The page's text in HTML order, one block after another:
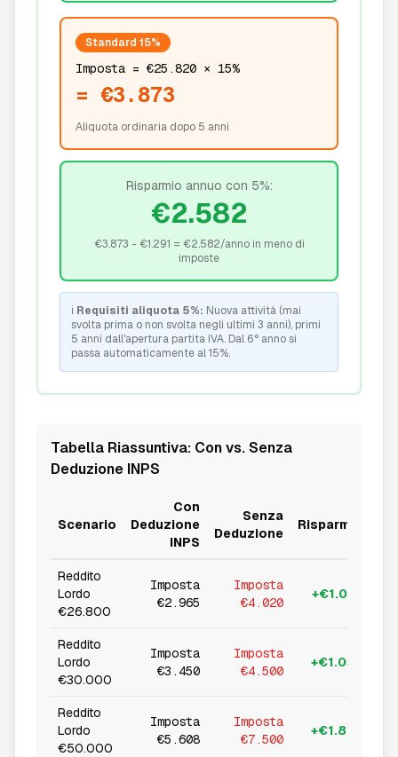
Standard 15%
Imposta = €25.820 × 15%
= €3.873
Aliquota ordinaria dopo 5 anni
Risparmio annuo con 5%:
€2.582
€3.873 - €1.291 = €2.582/anno in meno di
imposte
ℹ️ Requisiti aliquota 5%: Nuova attività (mai
svolta prima o non svolta negli ultimi 3 anni), primi
5 anni dall'apertura partita IVA. Dal 6° anno si
passa automaticamente al 15%.
Tabella Riassuntiva: Con vs. Senza
Deduzione INPS
Scenario
Con
Deduzione
INPS
Senza
Deduzione
Risparmio
Reddito
Lordo
€26.800
Imposta
€2.965
Imposta
€4.020
+€1.055
Reddito
Lordo
€30.000
Imposta
€3.450
Imposta
€4.500
+€1.050
Reddito
Lordo
€50.000
Imposta
€5.608
Imposta
€7.500
+€1.892